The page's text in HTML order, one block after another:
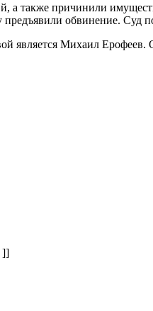
а также причинили
обвинение. Суд
является Михаил Ерофеев.
]]